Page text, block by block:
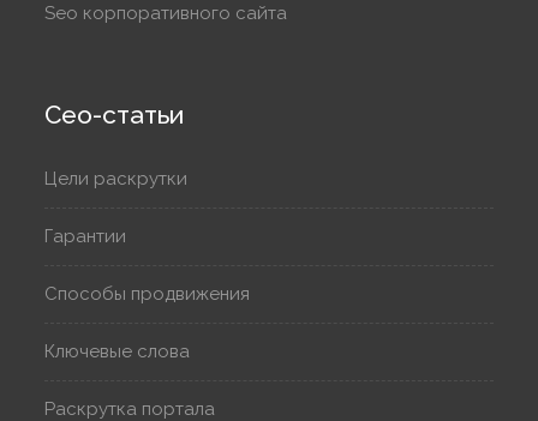
Seo корпоративного сайта
Сео-статьи
Цели раскрутки
Гарантии
Способы продвижения
Ключевые слова
Раскрутка портала